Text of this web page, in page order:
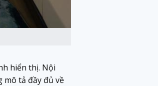
hiển thị. Nội
mô tả đầy đủ về